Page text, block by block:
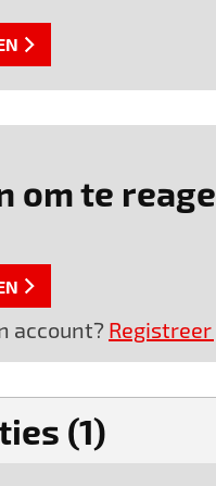
om te
account? Registreer
(1)